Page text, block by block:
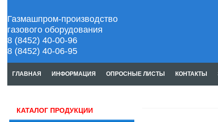
Газмашпром-производство
газового оборудования
8 (8452) 40-00-96
8 (8452) 40-06-95
ГЛАВНАЯ ИНФОРМАЦИЯ ОПРОСНЫЕ ЛИСТЫ КОНТАКТЫ
КАТАЛОГ ПРОДУКЦИИ